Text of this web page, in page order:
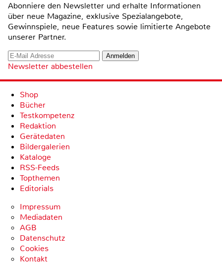
Abonniere den Newsletter und erhalte Informationen
über neue Magazine, exklusive Spezialangebote,
Gewinnspiele, neue Features sowie limitierte Angebote
unserer Partner.
Newsletter abbestellen
Shop
Bücher
Testkompetenz
Redaktion
Gerätedaten
Bildergalerien
Kataloge
RSS-Feeds
Topthemen
Editorials
Impressum
Mediadaten
AGB
Datenschutz
Cookies
Kontakt